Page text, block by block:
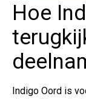
Hoe
Indigo Oord is